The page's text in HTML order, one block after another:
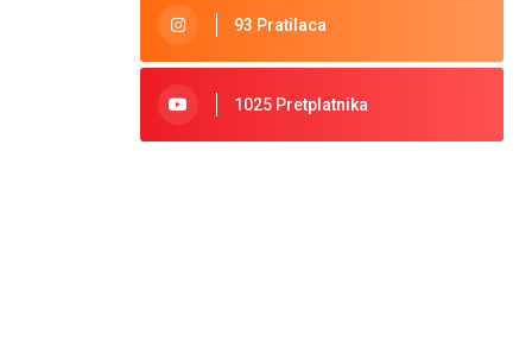
93 Pratilaca
1025 Pretplatnika